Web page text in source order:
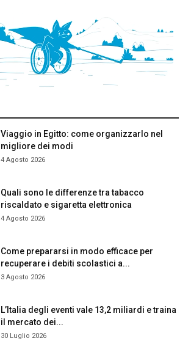
Viaggio in Egitto: come organizzarlo nel
migliore dei modi
4 Agosto 2026
Quali sono le differenze tra tabacco
riscaldato e sigaretta elettronica
4 Agosto 2026
Come prepararsi in modo efficace per
recuperare i debiti scolastici a...
3 Agosto 2026
L’Italia degli eventi vale 13,2 miliardi e traina
il mercato dei...
30 Luglio 2026